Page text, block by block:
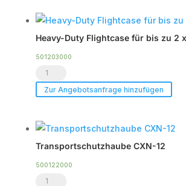
12
Menge
Heavy-Duty Flightcase für bis zu 2
501203000
Heavy-
Duty
für
zu
2
Zur Angebotsanfrage hinzufügen
Transportschutzhaube CXN-12
500122000
Transportschutzhaube